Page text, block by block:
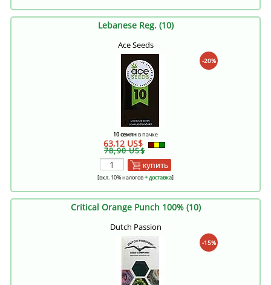
Lebanese Reg. (10)
Ace Seeds
-20%
10 семянв пачке
63,12 US$
78,90 US$
купить
[вкл. 10% налогов+ доставка]
Critical Orange Punch 100% (10)
Dutch Passion
-15%